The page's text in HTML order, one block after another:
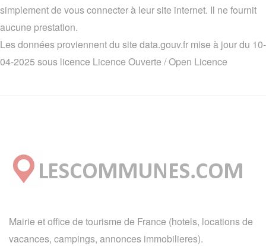
simplement de vous connecter à leur site internet. Il ne fournit
aucune prestation.
Les données proviennent du site data.gouv.fr mise à jour du 10-
04-2025 sous licence Licence Ouverte / Open Licence
Mairie et office de tourisme de France (hotels, locations de
vacances, campings, annonces immobilieres).